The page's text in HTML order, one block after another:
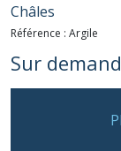
Châles
Référence : Argile
Sur